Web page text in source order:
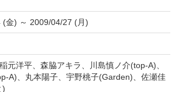
(金) ～ 2009/04/27 (月)
元洋平、森脇アキラ、川島慎ノ介(top-A)、
A)、丸本陽子、宇野桃子(Garden)、佐瀬佳
)